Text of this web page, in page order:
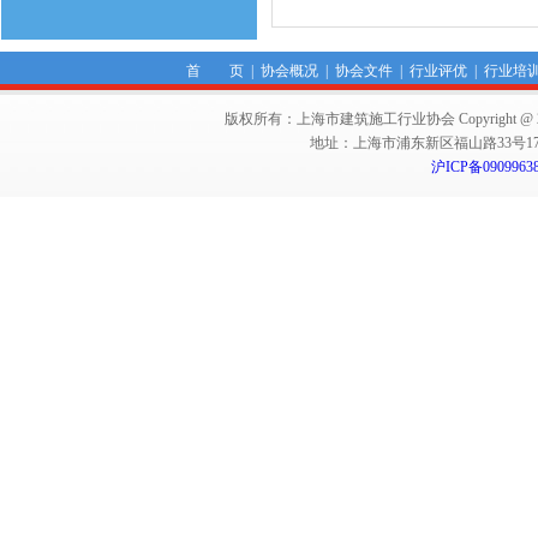
首 页| 协会概况| 协会文件| 行业评优| 行业培
版权所有：上海市建筑施工行业协会 Copyright @
地址：上海市浦东新区福山路33号
沪ICP备